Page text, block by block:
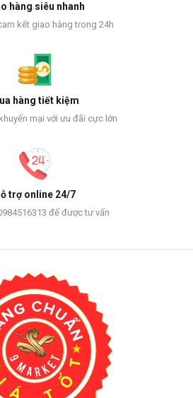
hàng siêu nhanh
kết giao hàng trong 24h
hàng tiết kiệm
mại với ưu đãi cực lớn
trợ online 24/7
để được tư vấn